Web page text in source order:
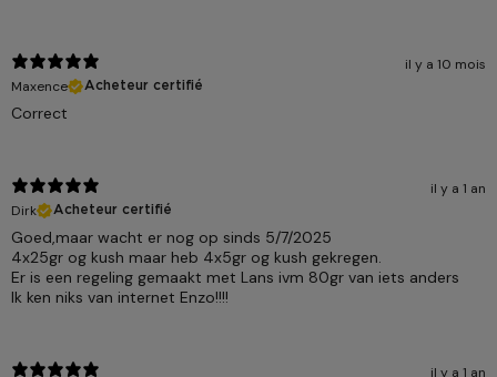
il y a 10 mois
Maxence
Acheteur certifié
Correct
il y a 1 an
Dirk
Acheteur certifié
Goed,maar wacht er nog op sinds 5/7/2025
4x25gr og kush maar heb 4x5gr og kush gekregen.
Er is een regeling gemaakt met Lans ivm 80gr van iets anders
Ik ken niks van internet Enzo!!!!
il y a 1 an